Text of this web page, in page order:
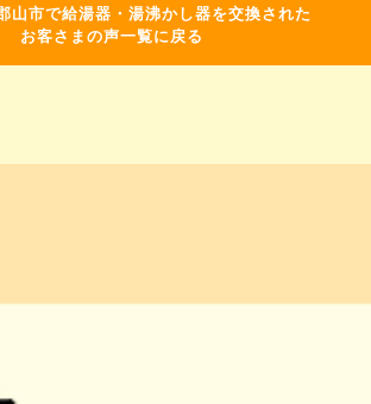
山市で給湯器・湯沸かし器を交換された
お客さまの声一覧に戻る